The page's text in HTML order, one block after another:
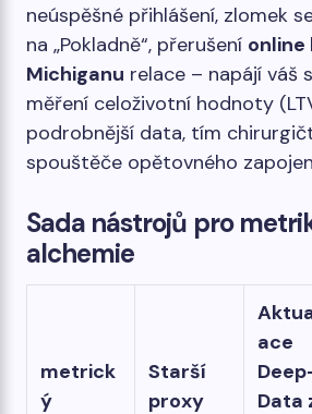
neúspěšné přihlášení, zlomek
na „Pokladně“, přerušení online
Michiganu relace – napájí váš
měření celoživotní hodnoty
podrobnější data, tím
spouštěče opětovného
Sada nástrojů pro
alchemie
metrick
ý
Starší
proxy
ace
Data